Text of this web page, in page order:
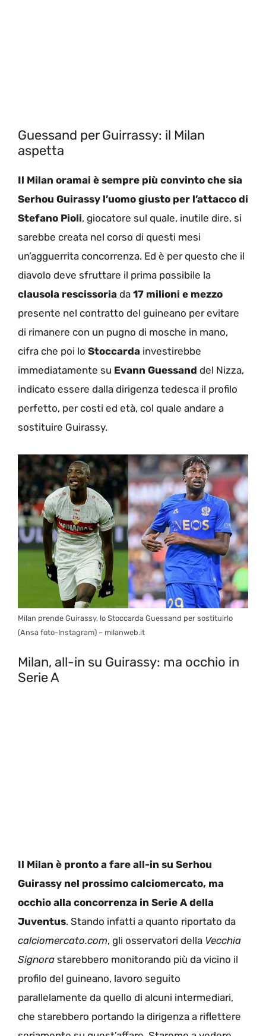
Guessand per Guirrassy: il Milan
aspetta
Il Milan oramai è sempre più convinto che sia
Serhou Guirassy l’uomo giusto per l’attacco di
Stefano Pioli, giocatore sul quale, inutile dire, si
sarebbe creata nel corso di questi mesi
un’agguerrita concorrenza. Ed è per questo che il
diavolo deve sfruttare il prima possibile la
clausola rescissoria da 17 milioni e mezzo
presente nel contratto del guineano per evitare
di rimanere con un pugno di mosche in mano,
cifra che poi lo Stoccarda investirebbe
immediatamente su Evann Guessand del Nizza,
indicato essere dalla dirigenza tedesca il profilo
perfetto, per costi ed età, col quale andare a
sostituire Guirassy.
Milan prende Guirassy, lo Stoccarda Guessand per sostituirlo
(Ansa foto-Instagram) – milanweb.it
Milan, all-in su Guirassy: ma occhio in
Serie A
Il Milan è pronto a fare all-in su Serhou
Guirassy nel prossimo calciomercato, ma
occhio alla concorrenza in Serie A della
Juventus. Stando infatti a quanto riportato da
calciomercato.com, gli osservatori della Vecchia
Signora starebbero monitorando più da vicino il
profilo del guineano, lavoro seguito
parallelamente da quello di alcuni intermediari,
che starebbero portando la dirigenza a riflettere